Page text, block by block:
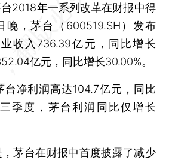
2018年一系列改革在财报中得
晚，茅台（ 600519.SH ）发布
收入736.39亿元，同比增长
亿元，同比增长30.00%。
净利润高达104.7亿元，同比
季度，茅台利润同比仅增长
台在财报中首度披露了减少